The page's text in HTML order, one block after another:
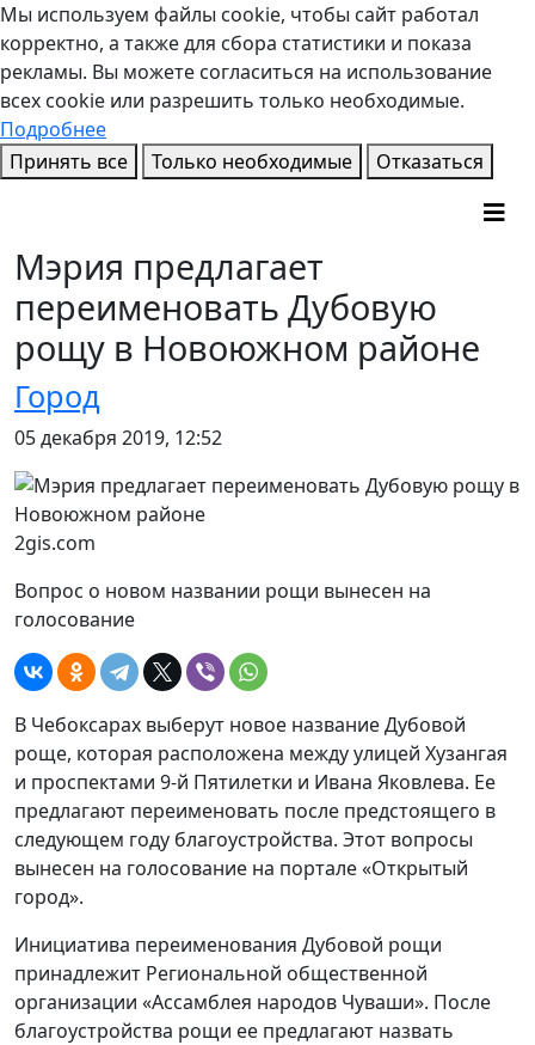
Мы используем файлы cookie, чтобы сайт работал
корректно, а также для сбора статистики и показа
рекламы. Вы можете согласиться на использование
всех cookie или разрешить только необходимые.
Подробнее
Принять все
Только необходимые Отказаться
Мэрия предлагает
переименовать Дубовую
рощу в Новоюжном районе
Город
05 декабря 2019, 12:52
2gis.com
Вопрос о новом названии рощи вынесен на
голосование
В Чебоксарах выберут новое название Дубовой
роще, которая расположена между улицей Хузангая
и проспектами 9-й Пятилетки и Ивана Яковлева. Ее
предлагают переименовать после предстоящего в
следующем году благоустройства. Этот вопросы
вынесен на голосование на портале «Открытый
город».
Инициатива переименования Дубовой рощи
принадлежит Региональной общественной
организации «Ассамблея народов Чуваши». После
благоустройства рощи ее предлагают назвать